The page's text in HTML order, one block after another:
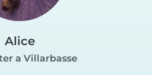
Alice
a Villarbasse